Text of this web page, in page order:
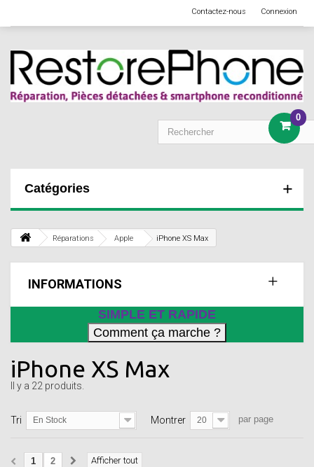
Connexion
Contactez-nous
0
Catégories
Réparations Apple iPhone XS Max
INFORMATIONS
SIMPLE ET RAPIDE
iPhone XS Max
Il y a 22 produits.
Tri En Stock Montrer 20 par page
Afficher tout
1 2